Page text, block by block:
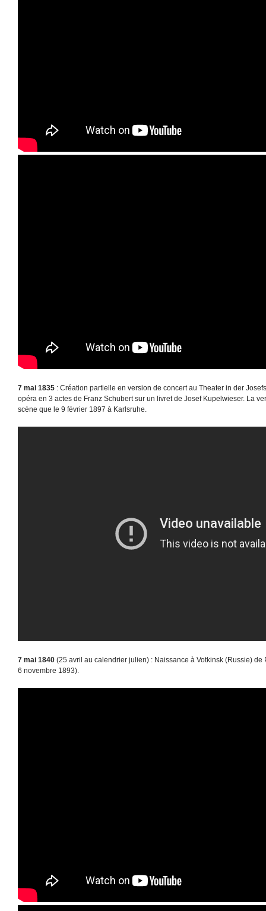
7 mai 1835 : Création partielle en version de concert au Theater in der
opéra en 3 actes de Franz Schubert sur un livret de Josef Kupelwieser. La
scène que le 9 février 1897 à Karlsruhe.
7 mai 1840 (25 avril au calendrier julien) : Naissance à Votkinsk (Russie) de
6 novembre 1893).